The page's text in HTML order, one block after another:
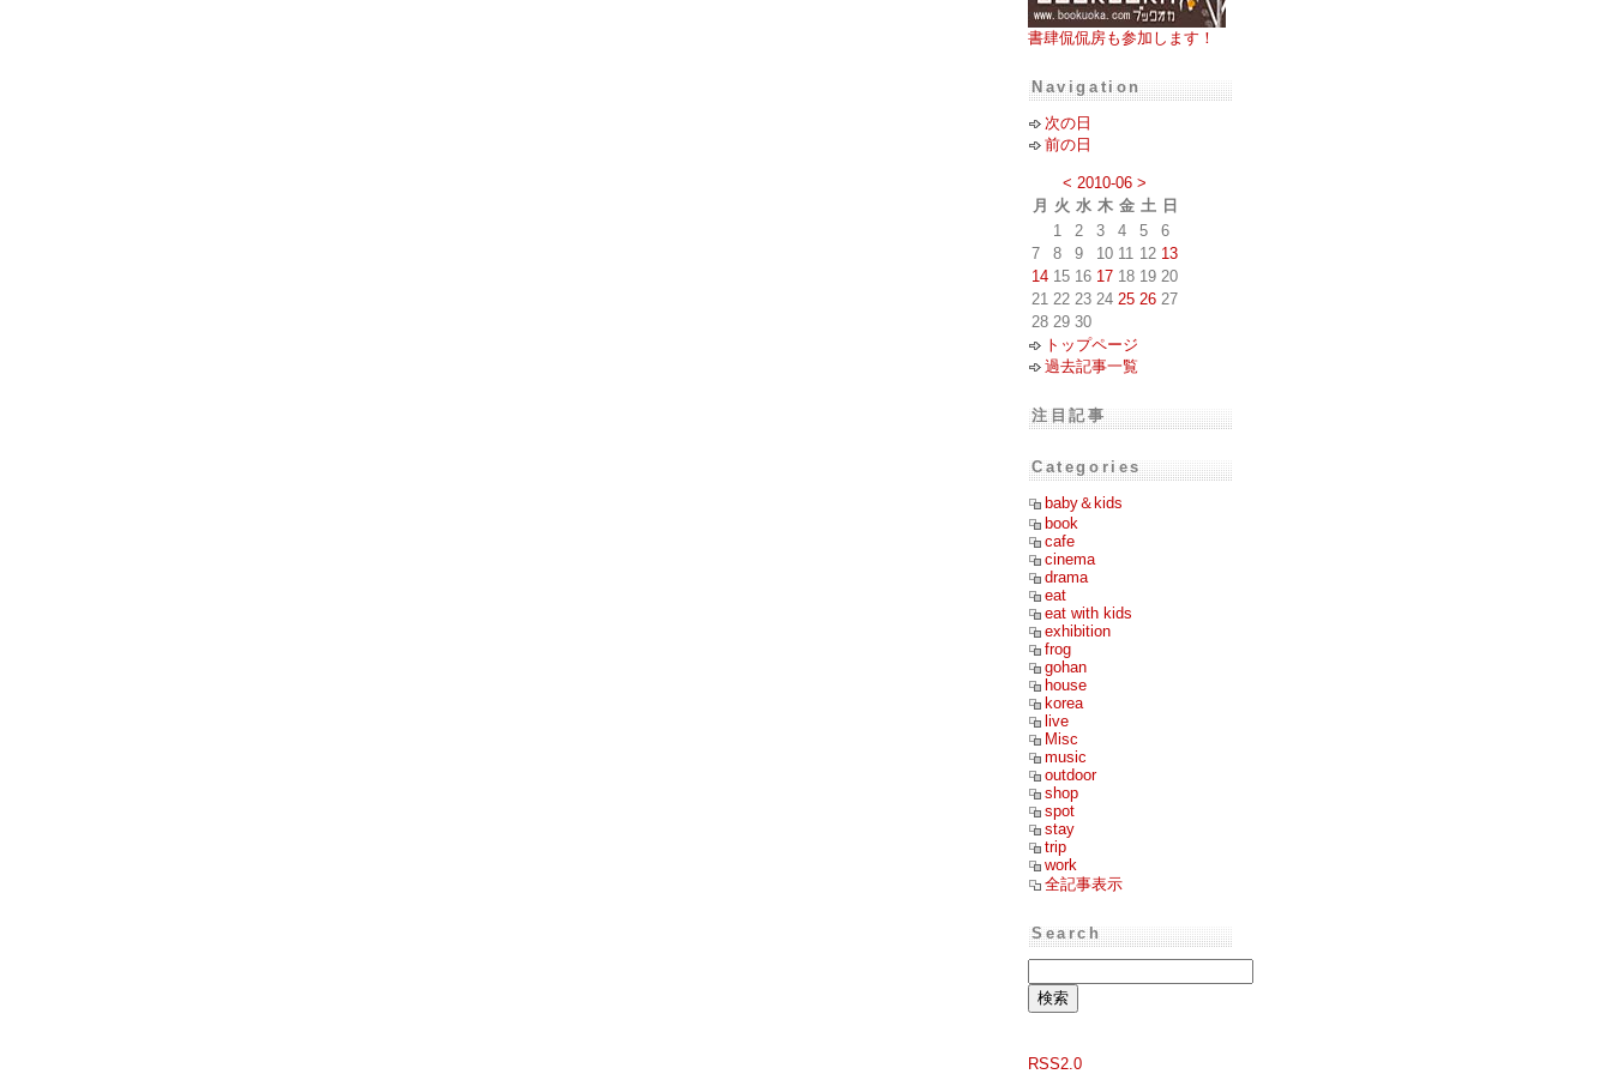
書肆侃侃房も参加します！
Navigation
次の日
前の日
< 2010-06 >
月
火 水 木 金 土 日
1
2 3 4 5
6
7
8 9 10 11 12 13
14 15 16 17 18 19 20
21 22 23 24 25 26 27
28 29 30
トップページ
過去記事一覧
注目記事
Categories
baby＆kids
book
cafe
cinema
drama
eat
eat with kids
exhibition
frog
gohan
house
korea
live
Misc
music
outdoor
shop
spot
stay
trip
work
全記事表示
Search
RSS2.0